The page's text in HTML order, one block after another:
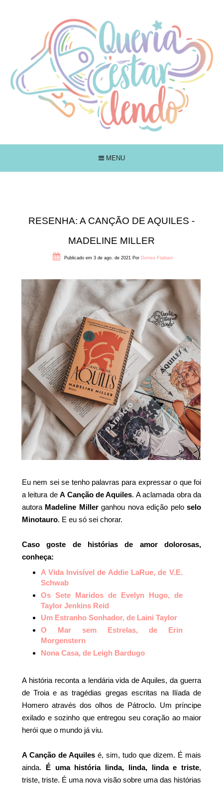
MENU
RESENHA: A CANÇÃO DE AQUILES -
MADELINE MILLER
Publicado em 3 de ago. de 2021 Por Denise Flaibam
Eu nem sei se tenho palavras para expressar o que foi
a leitura deA Canção de Aquiles. A aclamada obra da
autora Madeline Millerganhou nova edição peloselo
Minotauro. E eu só sei chorar.
Caso goste de histórias de amor dolorosas,
conheça:
A Vida Invisível de Addie LaRue, de V.E.
Schwab
Os Sete Maridos de Evelyn Hugo, de
Taylor Jenkins Reid
Um Estranho Sonhador, de Laini Taylor
O Mar sem Estrelas, de Erin
Morgenstern
Nona Casa, de Leigh Bardugo
A história reconta a lendária vida de Aquiles, da guerra
de Troia e as tragédias gregas escritas na Ilíada de
Homero através dos olhos de Pátroclo. Um príncipe
exilado e sozinho que entregou seu coração ao maior
herói que o mundo já viu.
A Canção de Aquiles é, sim, tudo que dizem. É mais
ainda. É uma história linda, linda, linda e triste,
triste, triste. É uma nova visão sobre uma das histórias